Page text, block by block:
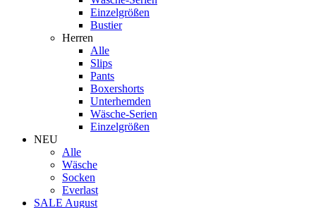
Einzelgrößen
Bustier
Herren
Alle
Slips
Pants
Boxershorts
Unterhemden
Wäsche-Serien
Einzelgrößen
NEU
Alle
Wäsche
Socken
Everlast
SALE August